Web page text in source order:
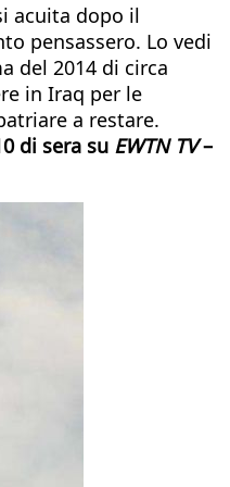
acuita dopo il
pensassero. Lo vedi
del 2014 di circa
in Iraq per le
a restare.
di sera su EWTN TV–